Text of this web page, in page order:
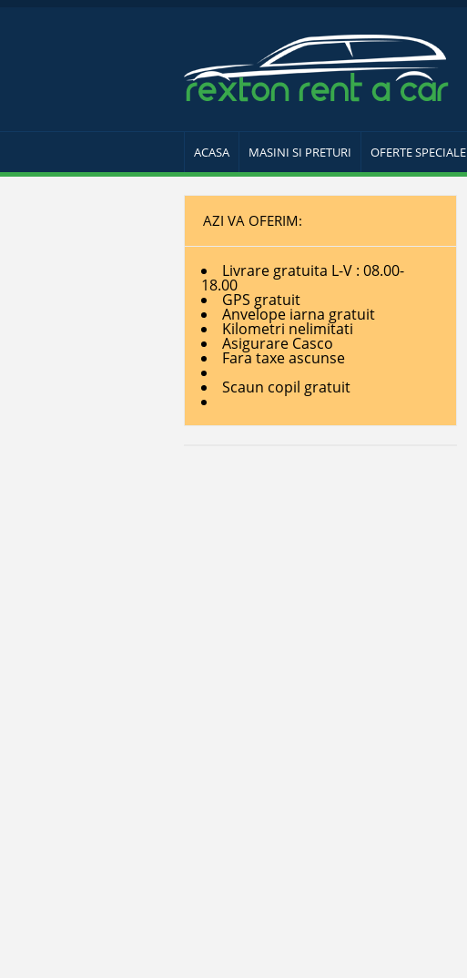
ACASA MASINI SI PRETURI OFERTE SPECIALE
AZI VA OFERIM:
Livrare gratuita L-V : 08.00-
18.00
GPS gratuit
Anvelope iarna gratuit
Kilometri nelimitati
Asigurare Casco
Fara taxe ascunse
Scaun copil gratuit